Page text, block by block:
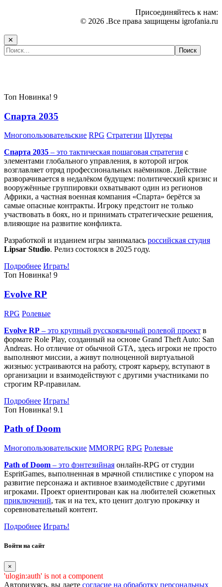
Присоединяйтесь к нам:
© 2026 .Все права защищены igrofania.ru
✕
Топ Новинка! 9
Спарта 2035
Многопользовательские RPG Стратегии Шутеры
Спарта 2035 – это тактическая пошаговая стратегия с
элементами глобального управления, в которой игрок
возглавляет отряд профессиональных наёмников. Действие
разворачивается в недалёком будущем: политический кризис и
вооружённые группировки охватывают один из регионов
Африки, а частная военная компания «Спарта» берётся за
самые опасные контракты. Игроку предстоит не только
участвовать в боях, но и принимать стратегические решения,
влияющие на развитие конфликта.
Разработкой и изданием игры занималась российская студия
Lipsar Studio. Релиз состоялся в 2025 году.
Подробнее Играть!
Топ Новинка! 9
Evolve RP
RPG Ролевые
Evolve RP – это крупный русскоязычный ролевой проект в
формате Role Play, созданный на основе Grand Theft Auto: San
Andreas. Но отличие от обычной GTA, здесь игроки не просто
выполняют миссии, а живут полноценной виртуальной
жизнью: устраиваются на работу, строят карьеру, вступают в
организации и взаимодействуют с другими участниками по
строгим RP-правилам.
Подробнее Играть!
Топ Новинка! 9.1
Path of Doom
Многопользовательские MMORPG RPG Ролевые
Path of Doom – это фэнтезийная онлайн-RPG от студии
EspritGames, выполненная в мрачной стилистике с упором на
развитие персонажа и активное взаимодействие с другими
игроками. Проект ориентирован как на любителей сюжетных
приключений, так и на тех, кто ценит долгую прокачку и
соревновательный контент.
Подробнее Играть!
Войти на сайт
×
'ulogin:auth' is not a component
Авторизуясь, вы даете согласие на обработку персональных